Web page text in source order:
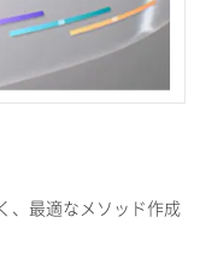
、最適なメソッド作成